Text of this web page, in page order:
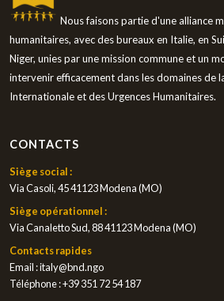
Nous faisons partie d'une alliance
humanitaires, avec des bureaux en Italie, en
Niger, unies par une mission commune et un
intervenir efficacement dans les domaines de
Internationale et des Urgences Humanitaires.
CONTACTS
Siège social :
Via Casoli, 45 41123 Modena (MO)
Siège opérationnel :
Via Canaletto Sud, 88 41123 Modena (MO)
Contacts rapides
Email :italy@bnd.ngo
Téléphone :+39 351 72 54 187